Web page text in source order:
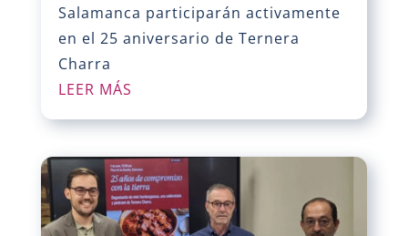
Salamanca participarán activamente
en el 25 aniversario de Ternera
Charra
LEER MÁS